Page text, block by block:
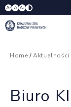
A- A A+
Home /Aktualności
Biuro